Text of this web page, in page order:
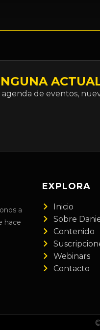
de eventos,
a
hace
EXPLORA
Inicio
Sobre
Contenido
Webinars
Contacto